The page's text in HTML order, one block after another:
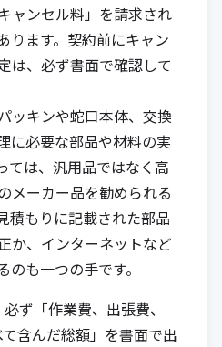
ャンセル料」を請求され
ります。契約前にキャン
は、必ず書面で確認して
パッキンや蛇口本体、交換
に必要な部品や材料の実
ては、汎用品ではなく高
メーカー品を勧められる
積もりに記載された部品
か、インターネットなど
も一つの手です。
ず「作業費、出張費、
含んだ総額」を書面で出